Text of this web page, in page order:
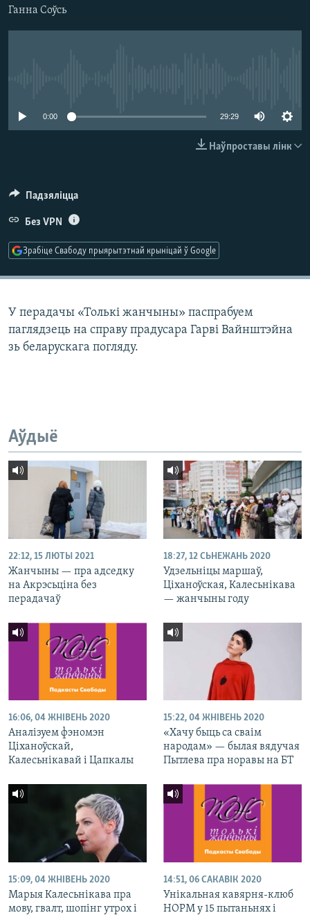
КУЛЬТУРА
КАЛЯНДАР
МОВА
НА ХВАЛЯХ СВАБОДЫ
Ганна Соўсь
0:00 29:29
Наўпроставы лінк
Падзяліцца
Без VPN
Зрабіце Свабоду прыярытэтнай крыніцай ў Google
У перадачы «Толькі жанчыны» паспрабуем
паглядзець на справу прадусара Гарві Вайнштэйна
зь беларускага погляду.
Аўдыё
22:12, 15 ЛЮТЫ 2021
Жанчыны — пра адседку
на Акрэсьціна без
перадачаў
18:27, 12 СЬНЕЖАНЬ 2020
Удзельніцы маршаў,
Ціханоўская, Калесьнікава
— жанчыны году
16:06, 04 ЖНІВЕНЬ 2020
Аналізуем фэномэн
Ціханоўскай,
Калесьнікавай і Цапкалы
15:22, 04 ЖНІВЕНЬ 2020
«Хачу быць са сваім
народам» — былая вядучая
Пытлева пра норавы на БТ
15:09, 04 ЖНІВЕНЬ 2020
Марыя Калесьнікава пра
мову, гвалт, шопінг утрох і
14:51, 06 САКАВІК 2020
Унікальная кавярня-клюб
НОРМ у 15 пытаньнях і